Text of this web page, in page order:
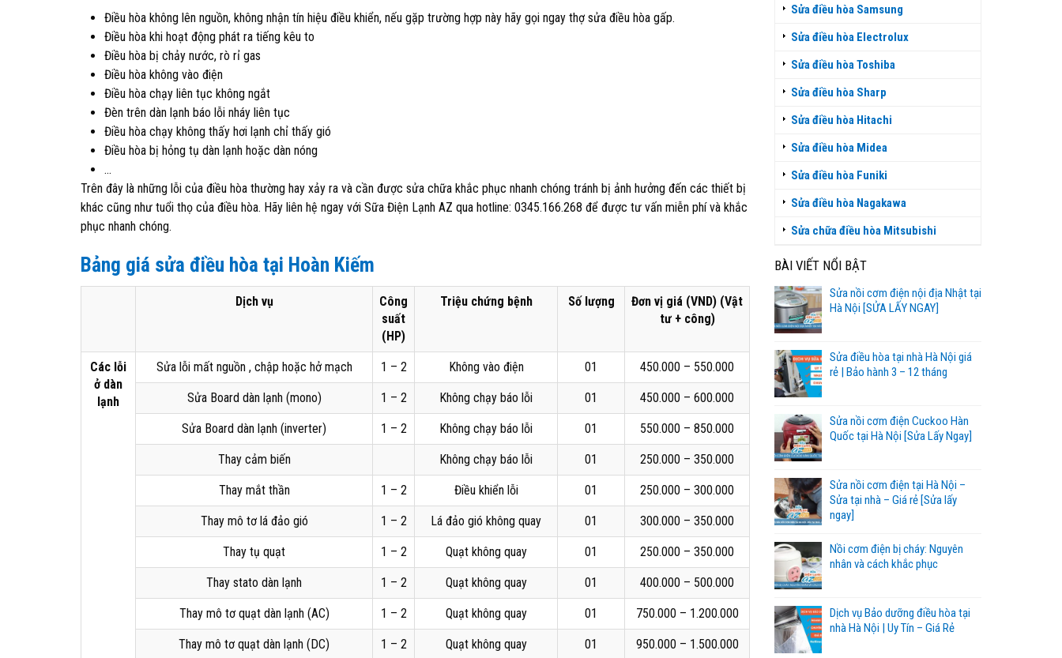
Điều hòa không lên nguồn, không nhận tín hiệu điều khiển, nếu gặp trường hợp này hãy gọi ngay thợ sửa điều hòa gấp.
Điều hòa khi hoạt động phát ra tiếng kêu to
Điều hòa bị chảy nước, rò rỉ gas
Điều hòa không vào điện
Điều hòa chạy liên tục không ngắt
Đèn trên dàn lạnh báo lỗi nháy liên tục
Điều hòa chạy không thấy hơi lạnh chỉ thấy gió
Điều hòa bị hỏng tụ dàn lạnh hoặc dàn nóng
…
Trên đây là những lỗi của điều hòa thường hay xảy ra và cần được sửa chữa khắc phục nhanh chóng tránh bị ảnh hưởng đến các thiết bị
khác cũng như tuổi thọ của điều hòa. Hãy liên hệ ngay với Sữa Điện Lạnh AZ qua hotline: 0345.166.268 để được tư vấn miễn phí và khắc
phục nhanh chóng.
Bảng giá sửa điều hòa tại Hoàn Kiếm
Dịch vụ
Công
suất
(HP)
Triệu chứng bệnh Số lượng
Đơn vị giá (VND) (Vật
tư + công)
Các lỗi
ở dàn
lạnh
Sửa lỗi mất nguồn , chập hoặc hở mạch 1 – 2 Không vào điện 01 450.000 – 550.000
Sửa Board dàn lạnh (mono) 1 – 2 Không chạy báo lỗi 01 450.000 – 600.000
Sửa Board dàn lạnh (inverter) 1 – 2 Không chạy báo lỗi 01 550.000 – 850.000
Thay cảm biến Không chạy báo lỗi 01 250.000 – 350.000
Thay mắt thần 1 – 2 Điều khiển lỗi 01 250.000 – 300.000
Thay mô tơ lá đảo gió 1 – 2 Lá đảo gió không quay 01 300.000 – 350.000
Thay tụ quạt 1 – 2 Quạt không quay 01 250.000 – 350.000
Thay stato dàn lạnh 1 – 2 Quạt không quay 01 400.000 – 500.000
Thay mô tơ quạt dàn lạnh (AC) 1 – 2 Quạt không quay 01 750.000 – 1.200.000
Thay mô tơ quạt dàn lạnh (DC) 1 – 2 Quạt không quay 01 950.000 – 1.500.000
Sửa điều hòa Samsung
Sửa điều hòa Electrolux
Sửa điều hòa Toshiba
Sửa điều hòa Sharp
Sửa điều hòa Hitachi
Sửa điều hòa Midea
Sửa điều hòa Funiki
Sửa điều hòa Nagakawa
Sửa chữa điều hòa Mitsubishi
BÀI VIẾT NỔI BẬT
Sửa nồi cơm điện nội địa Nhật tại
Hà Nội [SỬA LẤY NGAY]
Sửa điều hòa tại nhà Hà Nội giá
rẻ | Bảo hành 3 – 12 tháng
Sửa nồi cơm điện Cuckoo Hàn
Quốc tại Hà Nội [Sửa Lấy Ngay]
Sửa nồi cơm điện tại Hà Nội –
Sửa tại nhà – Giá rẻ [Sửa lấy
ngay]
Nồi cơm điện bị cháy: Nguyên
nhân và cách khắc phục
Dịch vụ Bảo dưỡng điều hòa tại
nhà Hà Nội | Uy Tín – Giá Rẻ